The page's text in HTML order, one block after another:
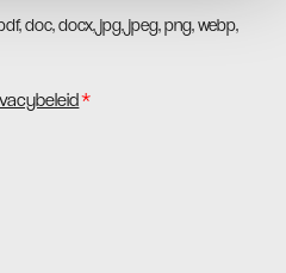
doc, docx, jpg, jpeg, png, webp,
*